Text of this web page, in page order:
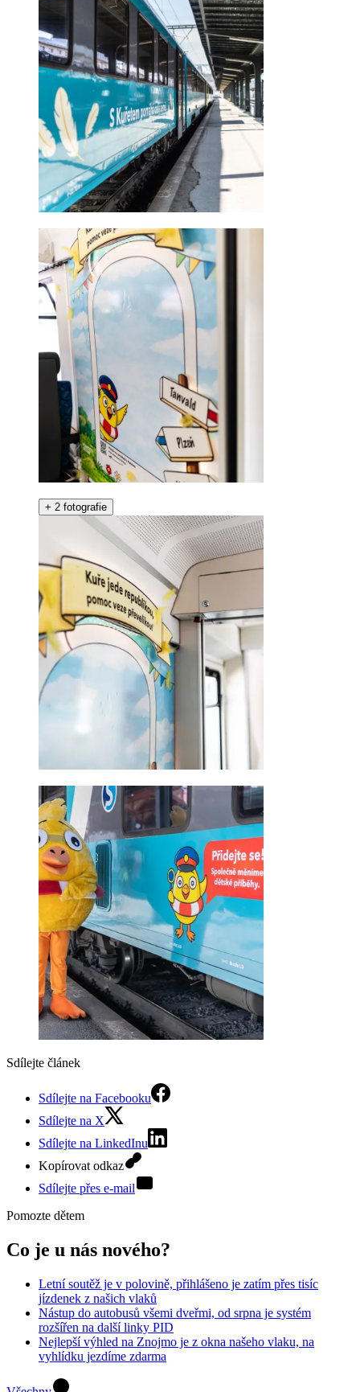
+ 2 fotografie
Sdílejte článek
Sdílejte na Facebooku
Sdílejte na X
Sdílejte na LinkedInu
Kopírovat odkaz
Sdílejte přes e-mail
Pomozte dětem
Co je u nás nového?
Letní soutěž je v polovině, přihlášeno je zatím přes tisíc
jízdenek z našich vlaků
Nástup do autobusů všemi dveřmi, od srpna je systém
rozšířen na další linky PID
Nejlepší výhled na Znojmo je z okna našeho vlaku, na
vyhlídku jezdíme zdarma